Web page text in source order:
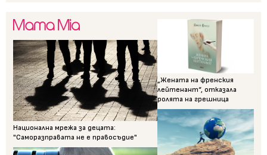
Национална мрежа за децата:
"Саморазправата не е правосъдие"
„Жената на френския
лейтенант“, отказала
ролята на грешница